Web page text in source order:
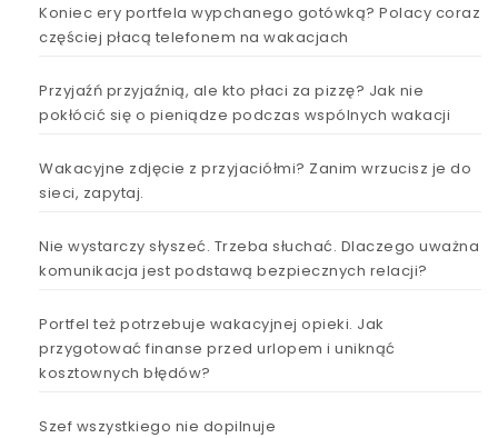
Koniec ery portfela wypchanego gotówką? Polacy coraz
częściej płacą telefonem na wakacjach
Przyjaźń przyjaźnią, ale kto płaci za pizzę? Jak nie
pokłócić się o pieniądze podczas wspólnych wakacji
Wakacyjne zdjęcie z przyjaciółmi? Zanim wrzucisz je do
sieci, zapytaj.
Nie wystarczy słyszeć. Trzeba słuchać. Dlaczego uważna
komunikacja jest podstawą bezpiecznych relacji?
Portfel też potrzebuje wakacyjnej opieki. Jak
przygotować finanse przed urlopem i uniknąć
kosztownych błędów?
Szef wszystkiego nie dopilnuje